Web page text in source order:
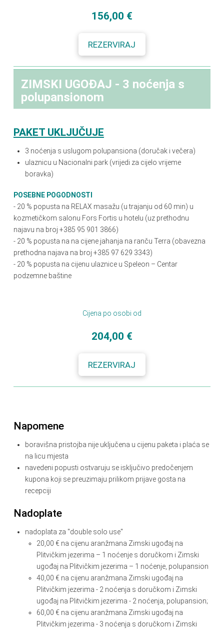
156,00 €
REZERVIRAJ
ZIMSKI UGOĐAJ - 3 noćenja s
polupansionom
PAKET UKLJUČUJE
3 noćenja s uslugom polupansiona (doručak i večera)
ulaznicu u Nacionalni park (vrijedi za cijelo vrijeme
boravka)
POSEBNE POGODNOSTI
- 20 % popusta na RELAX masažu (u trajanju od 60 min) u
kozmetičkom salonu Fors Fortis u hotelu (uz prethodnu
najavu na broj +385 95 901 3866)
- 20 % popusta na na cijene jahanja na ranču Terra (obavezna
prethodna najava na broj +385 97 629 3343)
- 20 % popusta na cijenu ulaznice u Speleon – Centar
podzemne baštine
Cijena po osobi od
204,00 €
REZERVIRAJ
Napomene
boravišna pristojba nije uključena u cijenu paketa i plaća se
na licu mjesta
navedeni popusti ostvaruju se isključivo predočenjem
kupona koji se preuzimaju prilikom prijave gosta na
recepciji
Nadoplate
nadoplata za "double solo use"
20,00 € na cijenu aranžmana Zimski ugođaj na
Plitvičkim jezerima – 1 noćenje s doručkom i Zimski
ugođaj na Plitvičkim jezerima – 1 noćenje, polupansion
40,00 € na cijenu aranžmana Zimski ugođaj na
Plitvičkim jezerima - 2 noćenja s doručkom i Zimski
ugođaj na Plitvičkim jezerima - 2 noćenja, polupansion;
60,00 € na cijenu aranžmana Zimski ugođaj na
Plitvičkim jezerima - 3 noćenja s doručkom i Zimski